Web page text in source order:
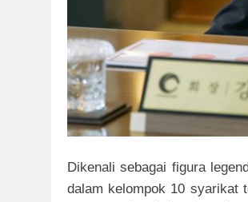
Dikenali sebagai figura
dalam kelompok 10 syarikat